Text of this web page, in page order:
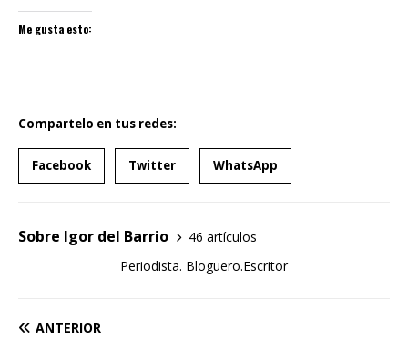
Me gusta esto:
Compartelo en tus redes:
Facebook Twitter WhatsApp
Sobre Igor del Barrio
46 artículos
Periodista. Bloguero.Escritor
ANTERIOR